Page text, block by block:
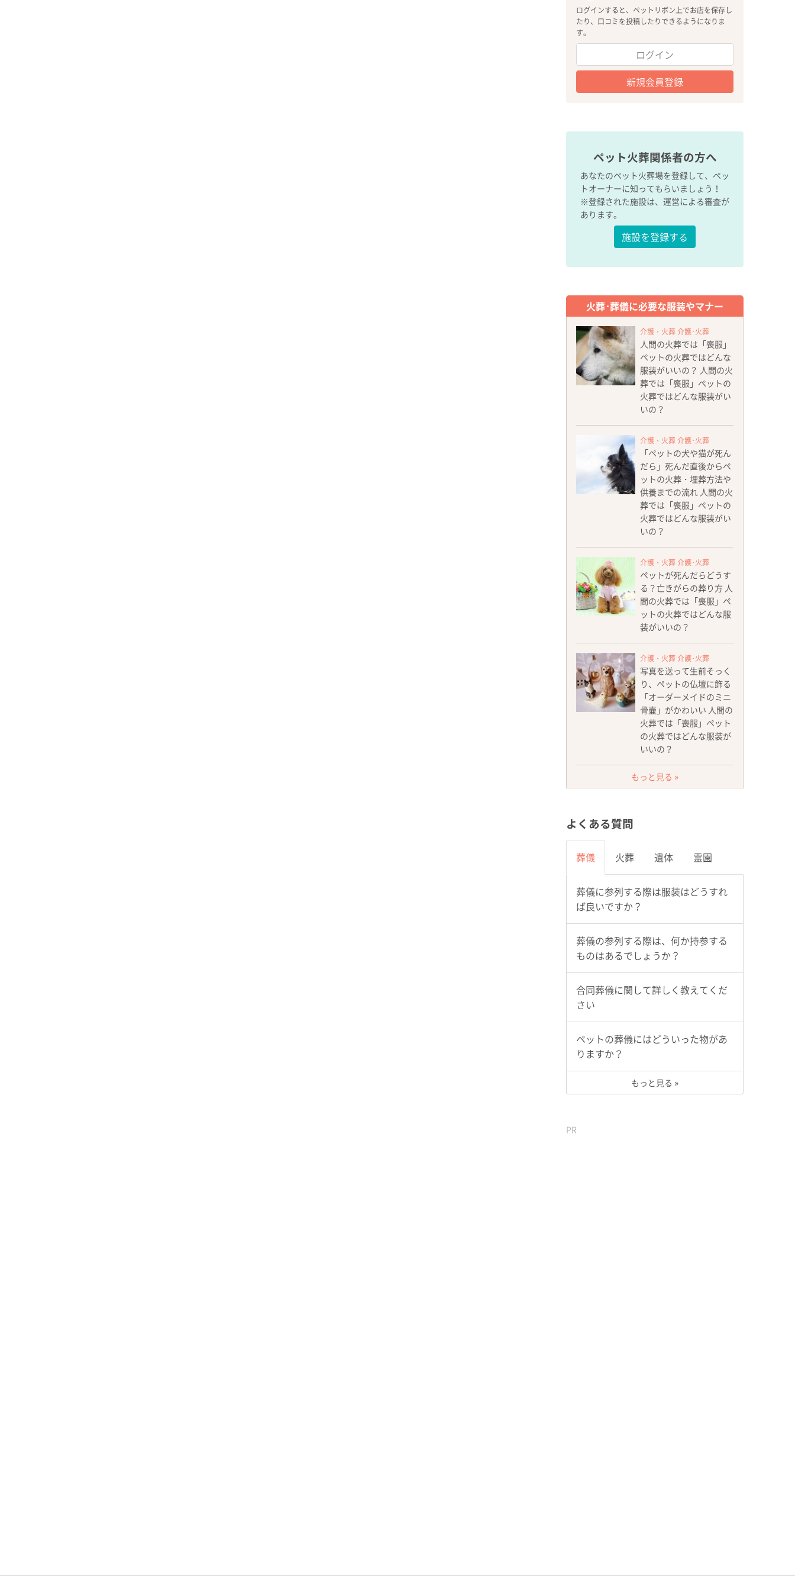
ログインすると、ペットリボン上でお店を保存し
たり、口コミを投稿したりできるようになりま
す。
ログイン
新規会員登録
ペット火葬関係者の方へ
あなたのペット火葬場を登録して、ペッ
トオーナーに知ってもらいましょう！
※登録された施設は、運営による審査が
あります。
施設を登録する
火葬･葬儀に必要な服装やマナー
介護・火葬 介護･火葬
人間の火葬では「喪服」
ペットの火葬ではどんな
服装がいいの？ 人間の火
葬では「喪服」ペットの
火葬ではどんな服装がい
いの？
介護・火葬 介護･火葬
「ペットの犬や猫が死ん
だら」死んだ直後からペ
ットの火葬・埋葬方法や
供養までの流れ 人間の火
葬では「喪服」ペットの
火葬ではどんな服装がい
いの？
介護・火葬 介護･火葬
ペットが死んだらどうす
る？亡きがらの葬り方 人
間の火葬では「喪服」ペ
ットの火葬ではどんな服
装がいいの？
介護・火葬 介護･火葬
写真を送って生前そっく
り、ペットの仏壇に飾る
「オーダーメイドのミニ
骨壷」がかわいい 人間の
火葬では「喪服」ペット
の火葬ではどんな服装が
いいの？
もっと見る »
よくある質問
葬儀 火葬 遺体 霊園
葬儀に参列する際は服装はどうすれ
ば良いですか？
葬儀の参列する際は、何か持参する
ものはあるでしょうか？
合同葬儀に関して詳しく教えてくだ
さい
ペットの葬儀にはどういった物があ
りますか？
もっと見る »
PR